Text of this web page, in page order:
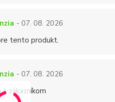
- 07. 08. 2026
tento produkt.
- 07. 08. 2026
zákazníkom